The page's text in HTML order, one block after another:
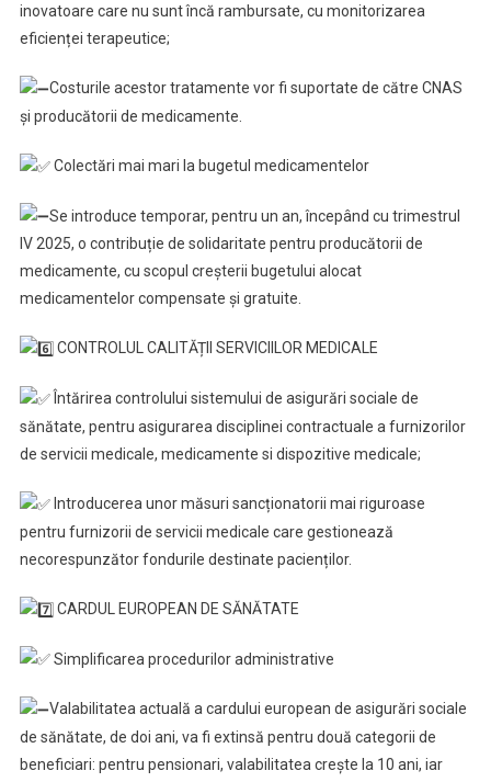
inovatoare care nu sunt încă rambursate, cu monitorizarea
eficienței terapeutice;
Costurile acestor tratamente vor fi suportate de către CNAS
și producătorii de medicamente.
Colectări mai mari la bugetul medicamentelor
Se introduce temporar, pentru un an, începând cu trimestrul
IV 2025, o contribuție de solidaritate pentru producătorii de
medicamente, cu scopul creșterii bugetului alocat
medicamentelor compensate și gratuite.
CONTROLUL CALITĂȚII SERVICIILOR MEDICALE
Întărirea controlului sistemului de asigurări sociale de
sănătate, pentru asigurarea disciplinei contractuale a furnizorilor
de servicii medicale, medicamente si dispozitive medicale;
Introducerea unor măsuri sancționatorii mai riguroase
pentru furnizorii de servicii medicale care gestionează
necorespunzător fondurile destinate pacienților.
CARDUL EUROPEAN DE SĂNĂTATE
Simplificarea procedurilor administrative
Valabilitatea actuală a cardului european de asigurări sociale
de sănătate, de doi ani, va fi extinsă pentru două categorii de
beneficiari: pentru pensionari, valabilitatea crește la 10 ani, iar